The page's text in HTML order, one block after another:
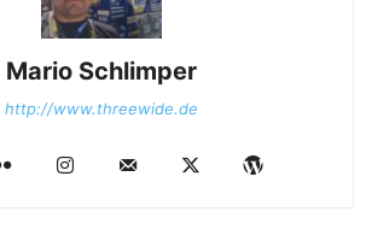
Mario Schlimper
http://www.threewide.de